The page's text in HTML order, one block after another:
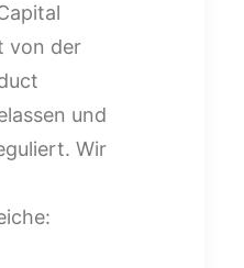
von der
und
Wir